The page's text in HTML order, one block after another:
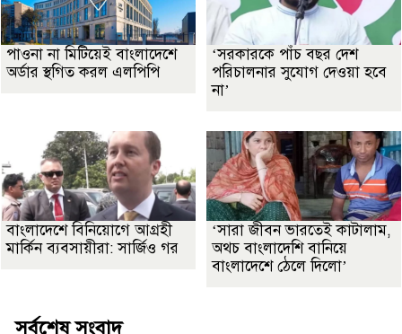
পাওনা না মিটিয়েই বাংলাদেশে
অর্ডার স্থগিত করল এলপিপি
‘সরকারকে পাঁচ বছর দেশ
পরিচালনার সুযোগ দেওয়া হবে
না’
বাংলাদেশে বিনিয়োগে আগ্রহী
মার্কিন ব্যবসায়ীরা: সার্জিও গর
‘সারা জীবন ভারতেই কাটালাম,
অথচ বাংলাদেশি বানিয়ে
বাংলাদেশে ঠেলে দিলো’
সর্বশেষ সংবাদ